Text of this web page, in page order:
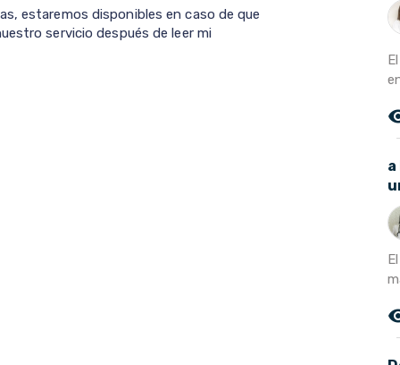
estaremos disponibles en caso de que
servicio después de leer mi